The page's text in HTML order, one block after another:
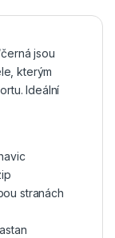
jsou
kterým
Ideální
stranách